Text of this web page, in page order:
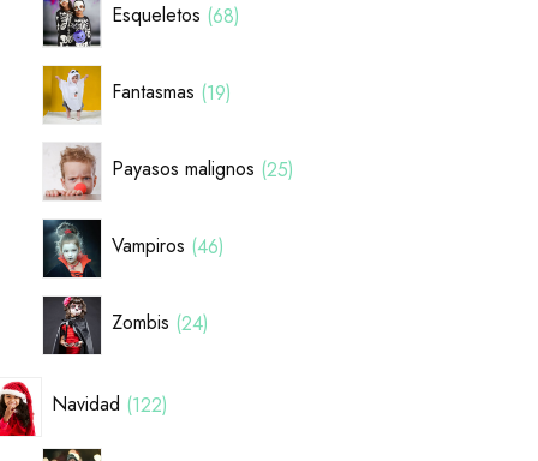
Esqueletos 68
Fantasmas 19
Payasos malignos 25
Vampiros 46
Zombis 24
Navidad 122